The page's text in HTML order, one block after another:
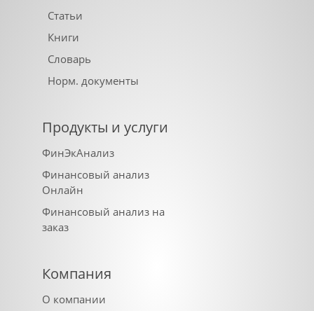
Статьи
Книги
Словарь
Норм. документы
Продукты и услуги
ФинЭкАнализ
Финансовый анализ
Онлайн
Финансовый анализ на
заказ
Компания
О компании